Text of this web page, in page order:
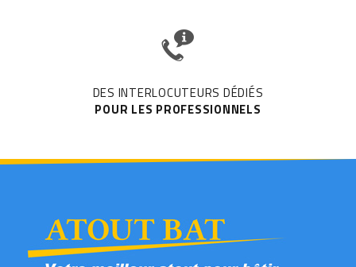
DES INTERLOCUTEURS DÉDIÉS
POUR LES PROFESSIONNELS